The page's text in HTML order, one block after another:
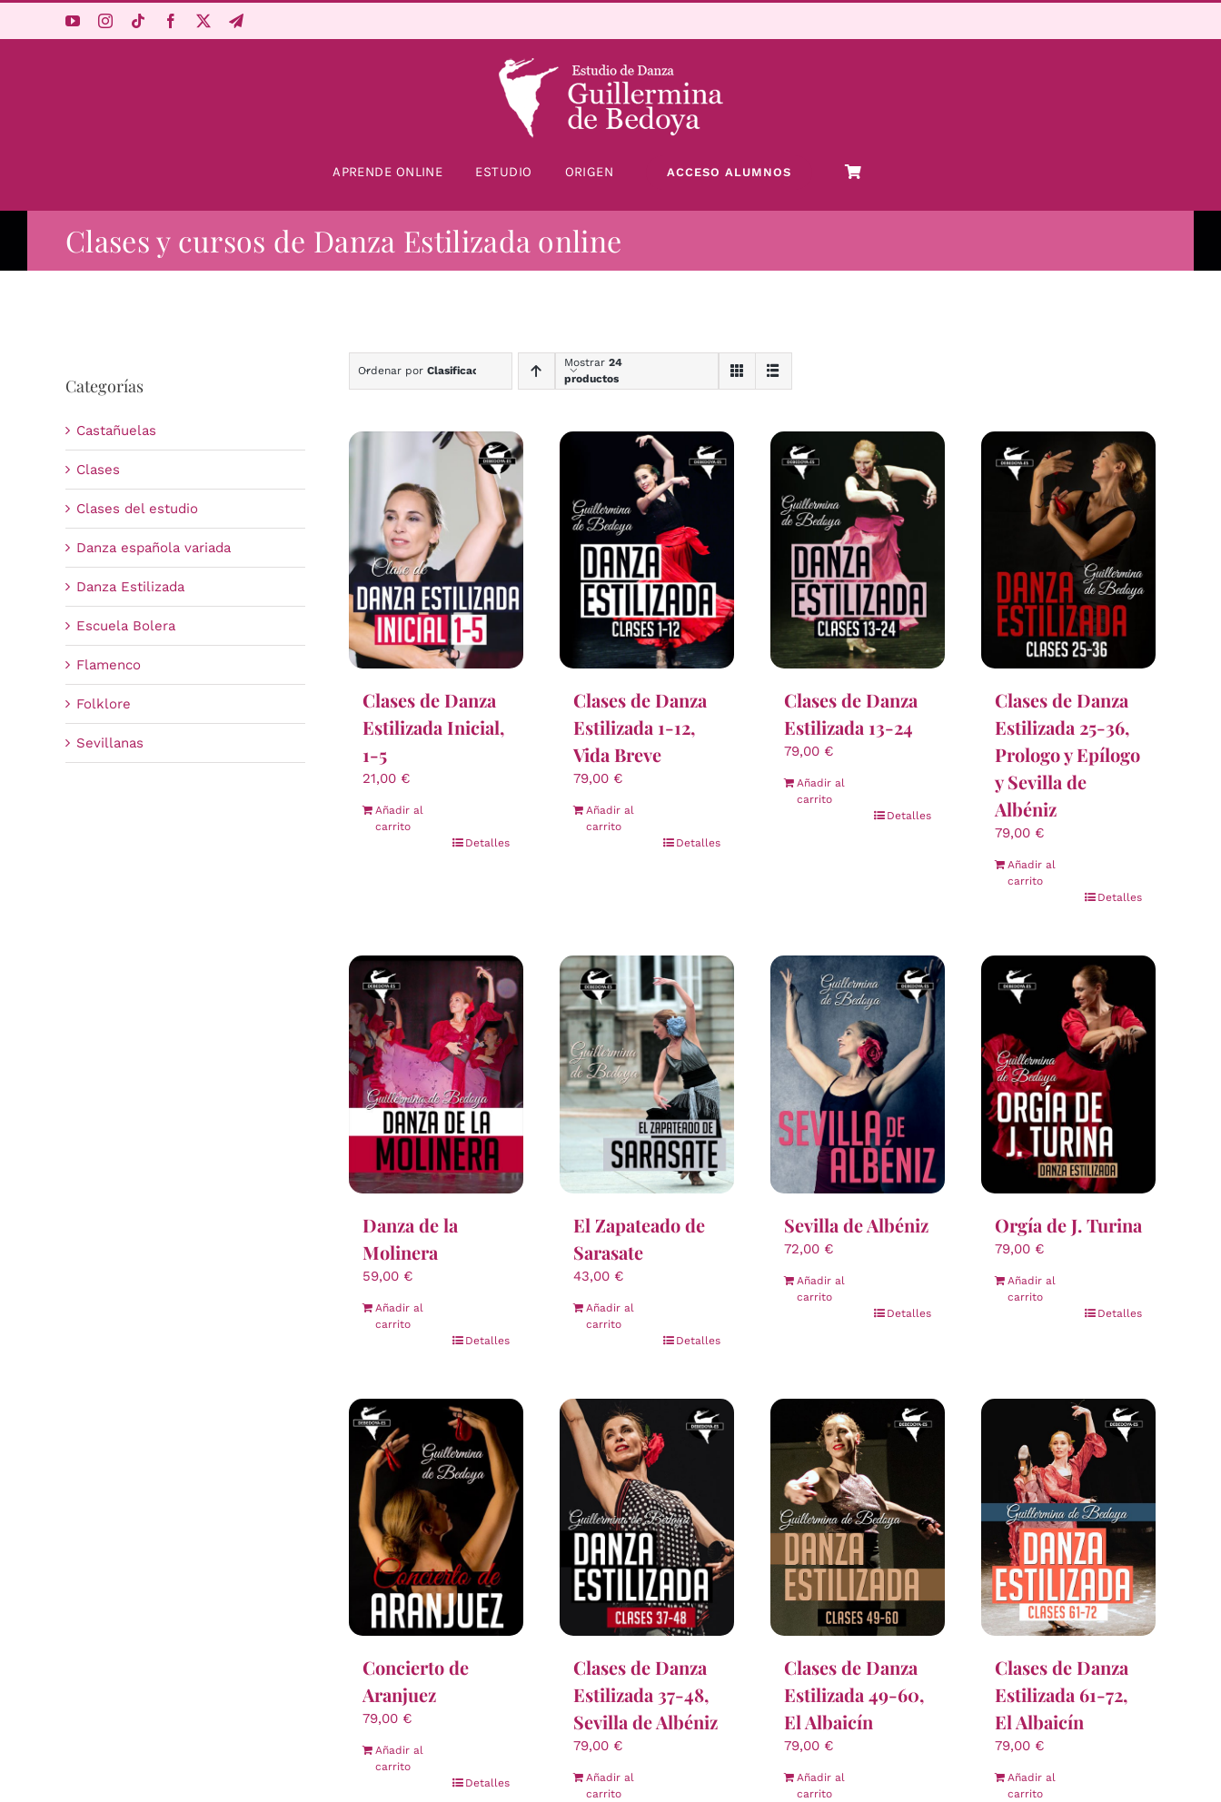
APRENDE ONLINE ESTUDIO ORIGEN ACCESO ALUMNOS
Clases y cursos de Danza Estilizada online
Categorías
Castañuelas
Clases
Clases del estudio
Danza española variada
Danza Estilizada
Escuela Bolera
Flamenco
Folklore
Sevillanas
Ordenar por Clasificación
Mostrar 24
productos
Clases de Danza
Estilizada Inicial,
1-5
21,00 €
Añadir al
carrito
Detalles
Clases de Danza
Estilizada 1-12,
Vida Breve
79,00 €
Añadir al
carrito
Detalles
Clases de Danza
Estilizada 13-24
79,00 €
Añadir al
carrito
Detalles
Clases de Danza
Estilizada 25-36,
Prologo y Epílogo
y Sevilla de
Albéniz
79,00 €
Añadir al
carrito
Detalles
Danza de la
Molinera
59,00 €
Añadir al
carrito
Detalles
El Zapateado de
Sarasate
43,00 €
Añadir al
carrito
Detalles
Sevilla de Albéniz
72,00 €
Añadir al
carrito
Detalles
Orgía de J. Turina
79,00 €
Añadir al
carrito
Detalles
Concierto de
Aranjuez
79,00 €
Añadir al
carrito
Detalles
Clases de Danza
Estilizada 37-48,
Sevilla de Albéniz
79,00 €
Añadir al
carrito
Clases de Danza
Estilizada 49-60,
El Albaicín
79,00 €
Añadir al
carrito
Clases de Danza
Estilizada 61-72,
El Albaicín
79,00 €
Añadir al
carrito